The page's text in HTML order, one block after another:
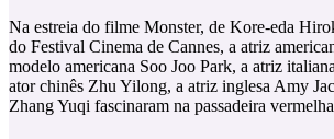
Na estreia do filme Monster, de Kore-eda
do Festival Cinema de Cannes, a atriz
modelo americana Soo Joo Park, a atriz
ator chinês Zhu Yilong, a atriz inglesa Amy
Zhang Yuqi fascinaram na passadeira